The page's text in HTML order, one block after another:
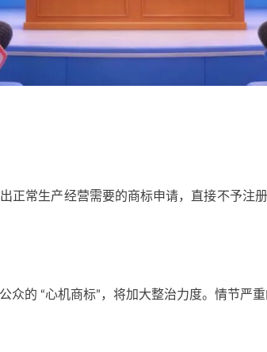
正常生产经营需要的商标申请，直接不予注
众的 “心机商标”，将加大整治力度。情节严重